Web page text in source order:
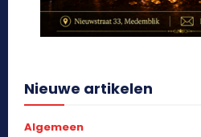
Nieuwe artikelen
Algemeen